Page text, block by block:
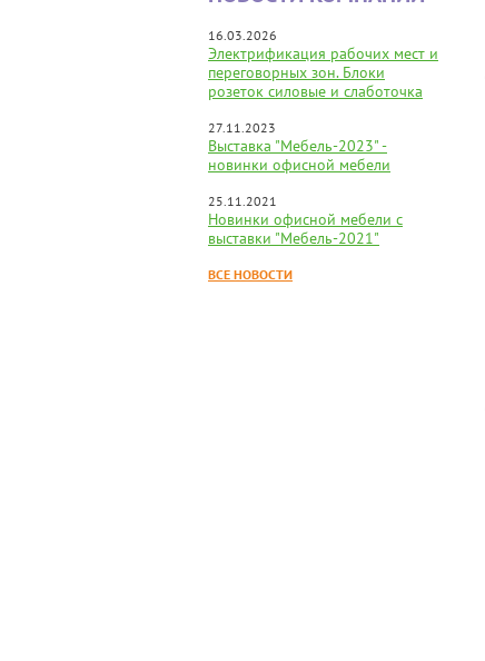
16.03.2026
Электрификация рабочих мест и
переговорных зон. Блоки
розеток силовые и слаботочка
27.11.2023
Выставка "Мебель-2023" -
новинки офисной мебели
25.11.2021
Новинки офисной мебели с
выставки "Мебель-2021"
ВСЕ НОВОСТИ